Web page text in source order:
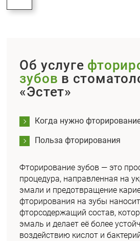
Об услуге
зубов в
«Эстет»
Когда нужно
Польза фторирования
Фторирование зубов — это
процедура, направленная на
эмали и предотвращение
фторирования на зубы
фторсодержащий состав,
эмаль и делает её более
воздействию кислот и